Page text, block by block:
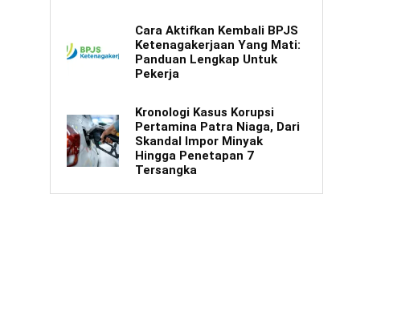
Cara Aktifkan Kembali BPJS
Ketenagakerjaan Yang Mati:
Panduan Lengkap Untuk
Pekerja
Kronologi Kasus Korupsi
Pertamina Patra Niaga, Dari
Skandal Impor Minyak
Hingga Penetapan 7
Tersangka